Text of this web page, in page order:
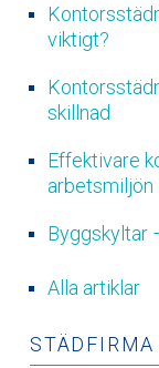
viktigt?
skillnad
Effektivare
arbetsmiljön
Byggskyltar
Alla artiklar